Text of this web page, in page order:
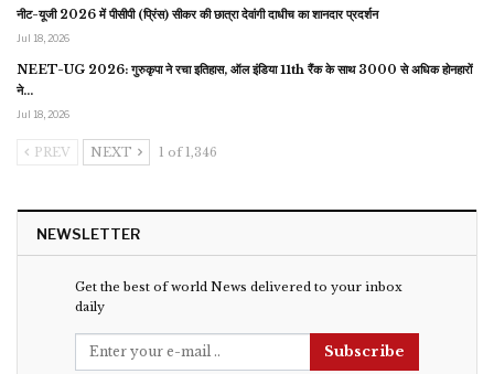
नीट-यूजी 2026 में पीसीपी (प्रिंस) सीकर की छात्रा देवांगी दाधीच का शानदार प्रदर्शन
Jul 18, 2026
NEET-UG 2026: गुरुकृपा ने रचा इतिहास, ऑल इंडिया 11th रैंक के साथ 3000 से अधिक होनहारों
ने…
Jul 18, 2026
PREV NEXT 1 of 1,346
NEWSLETTER
Get the best of world News delivered to your inbox
daily
Subscribe